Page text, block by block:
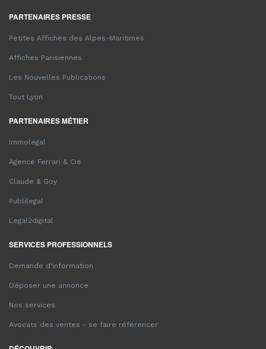
PARTENAIRES PRESSE
Petites Affiches des Alpes-Maritimes
Affiches Parisiennes
Les Nouvelles Publications
Tout Lyon
PARTENAIRES MÉTIER
Immolegal
Agence Ferrari & Cie
Claude & Goy
Publilegal
Legal2digital
SERVICES PROFESSIONNELS
Demande d'information
Déposer une annonce
Nos services
Avocats des ventes - se faire référencer